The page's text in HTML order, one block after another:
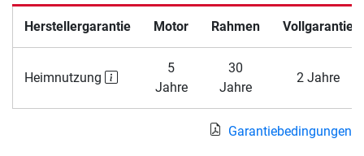
Herstellergarantie Motor Rahmen Vollgarantie
Heimnutzung
5
Jahre
30
Jahre
2 Jahre
Garantiebedingungen